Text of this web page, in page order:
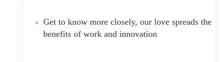
Get to know more closely, our love spreads the
benefits of work and innovation